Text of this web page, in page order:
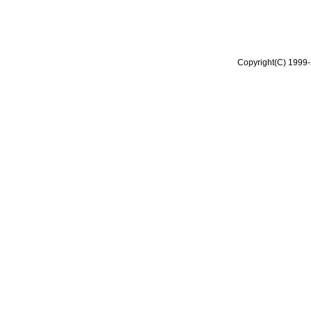
Copyright(C)